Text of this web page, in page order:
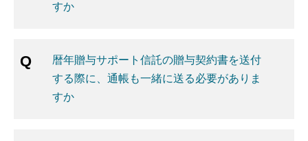
すか
暦年贈与サポート信託の贈与契約書を送付
する際に、通帳も一緒に送る必要がありま
すか